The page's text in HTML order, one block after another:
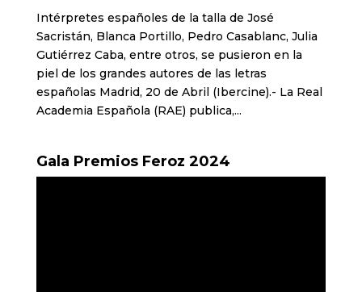
Intérpretes españoles de la talla de José
Sacristán, Blanca Portillo, Pedro Casablanc, Julia
Gutiérrez Caba, entre otros, se pusieron en la
piel de los grandes autores de las letras
españolas Madrid, 20 de Abril (Ibercine).- La Real
Academia Española (RAE) publica,...
Gala Premios Feroz 2024